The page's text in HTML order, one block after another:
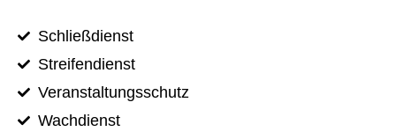
Schließdienst
Streifendienst
Veranstaltungsschutz
Wachdienst